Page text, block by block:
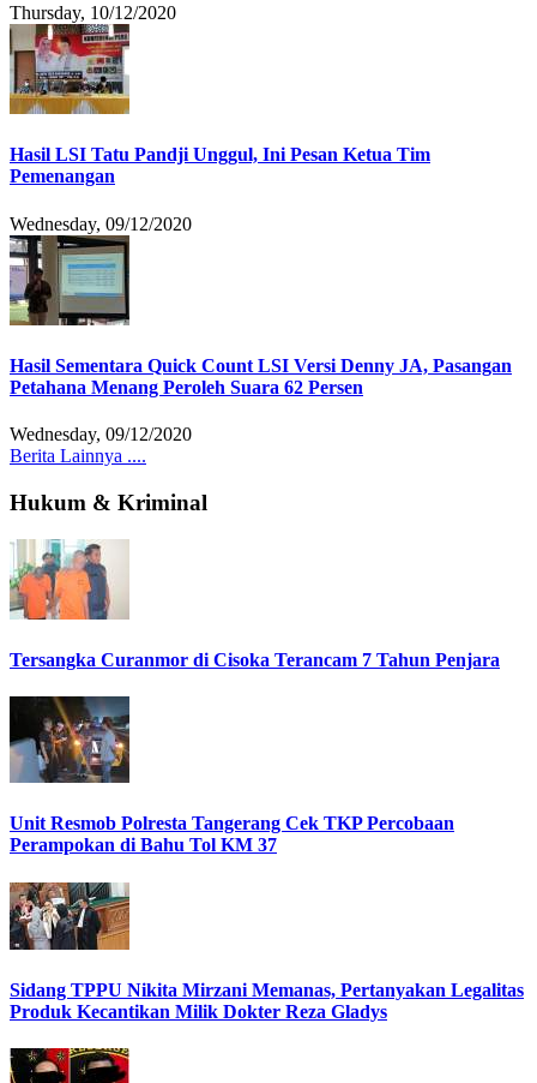
Thursday, 10/12/2020
Hasil LSI Tatu Pandji Unggul, Ini Pesan Ketua Tim
Pemenangan
Wednesday, 09/12/2020
Hasil Sementara Quick Count LSI Versi Denny JA, Pasangan
Petahana Menang Peroleh Suara 62 Persen
Wednesday, 09/12/2020
Berita Lainnya ....
Hukum & Kriminal
Tersangka Curanmor di Cisoka Terancam 7 Tahun Penjara
Unit Resmob Polresta Tangerang Cek TKP Percobaan
Perampokan di Bahu Tol KM 37
Sidang TPPU Nikita Mirzani Memanas, Pertanyakan Legalitas
Produk Kecantikan Milik Dokter Reza Gladys